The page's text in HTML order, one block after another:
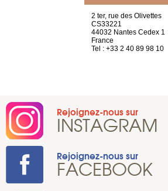
2 ter, rue des Olivettes
CS33221
44032 Nantes Cedex 1
France
Tel : +33 2 40 89 98 10
Rejoignez-nous sur
INSTAGRAM
Rejoignez-nous sur
FACEBOOK